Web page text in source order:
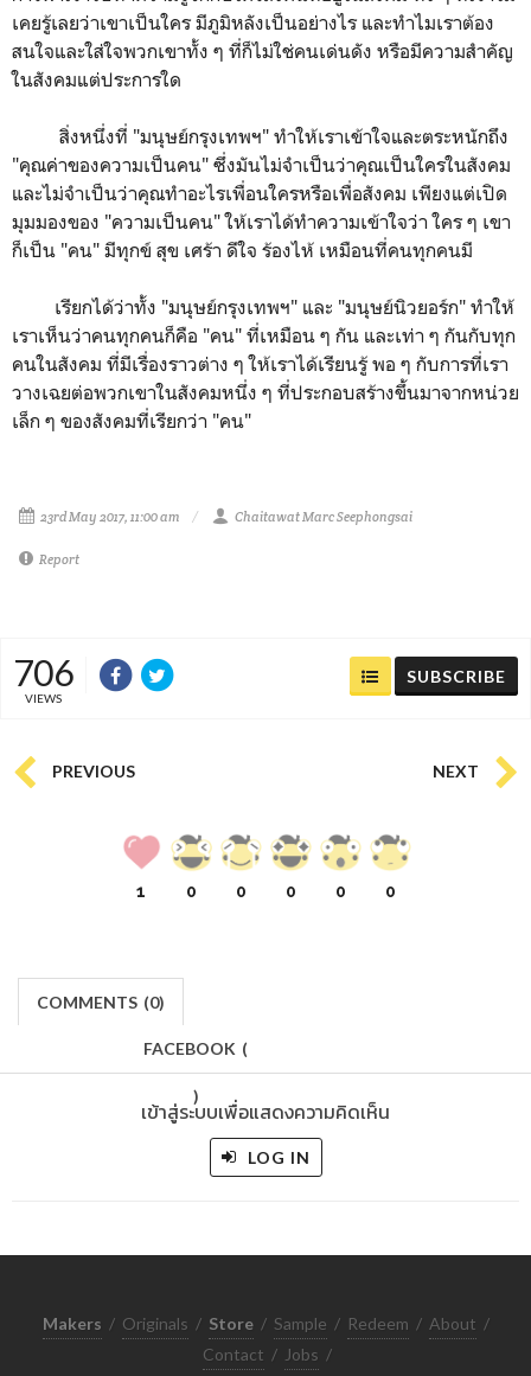
เคยรู้เลยว่าเขาเป็นใคร มีภูมิหลังเป็นอย่างไร และทำไมเราต้อง
สนใจและใส่ใจพวกเขาทั้ง ๆ ที่ก็ไม่ใช่คนเด่นดัง หรือมีความสำคัญ
ในสังคมแต่ประการใด
สิ่งหนึ่งที่ "มนุษย์กรุงเทพฯ" ทำให้เราเข้าใจและตระหนักถึง
"คุณค่าของความเป็นคน" ซึ่งมันไม่จำเป็นว่าคุณเป็นใครในสังคม
และไม่จำเป็นว่าคุณทำอะไรเพื่อนใครหรือเพื่อสังคม เพียงแต่เปิด
มุมมองของ "ความเป็นคน" ให้เราได้ทำความเข้าใจว่า ใคร ๆ เขา
ก็เป็น "คน" มีทุกข์ สุข เศร้า ดีใจ ร้องไห้ เหมือนที่คนทุกคนมี
เรียกได้ว่าทั้ง "มนุษย์กรุงเทพฯ" และ "มนุษย์นิวยอร์ก" ทำให้
เราเห็นว่าคนทุกคนก็คือ "คน" ที่เหมือน ๆ กัน และเท่า ๆ กันกับทุก
คนในสังคม ที่มีเรื่องราวต่าง ๆ ให้เราได้เรียนรู้ พอ ๆ กับการที่เรา
วางเฉยต่อพวกเขาในสังคมหนึ่ง ๆ ที่ประกอบสร้างขึ้นมาจากหน่วย
เล็ก ๆ ของสังคมที่เรียกว่า "คน"
23rd May 2017, 11:00 am Chaitawat Marc Seephongsai
Report
706
VIEWS
SUBSCRIBE
PREVIOUS NEXT
1 0 0 0 0 0
COMMENTS (0)
FACEBOOK (
)
เข้าสู่ระบบเพื่อแสดงความคิดเห็น
LOG IN
Makers / Originals / Store / Sample / Redeem / About /
Contact / Jobs /